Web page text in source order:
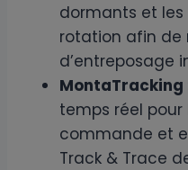
dormants et
rotation afin de
d’entreposage
MontaTracking
temps réel
commande et
Track & Trace